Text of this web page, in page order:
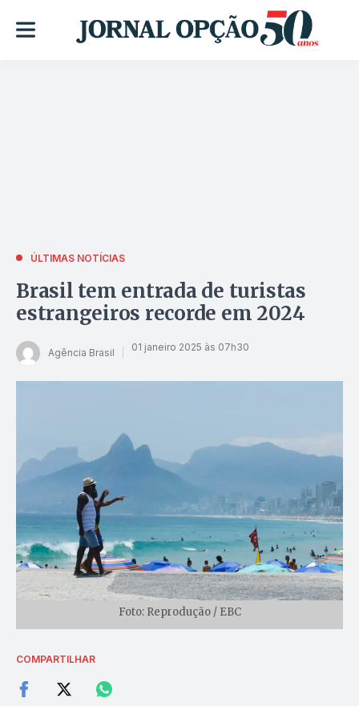
ÚLTIMAS NOTÍCIAS
Brasil tem entrada de turistas
estrangeiros recorde em 2024
Agência Brasil 01 janeiro 2025 às 07h30
Foto: Reprodução / EBC
COMPARTILHAR